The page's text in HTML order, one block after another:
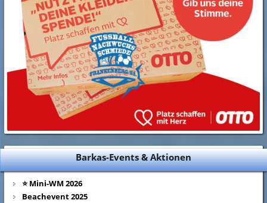
Barkas-Events & Aktionen
⭐ Mini-WM 2026
Beachevent 2025